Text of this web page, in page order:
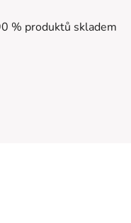
% produktů skladem